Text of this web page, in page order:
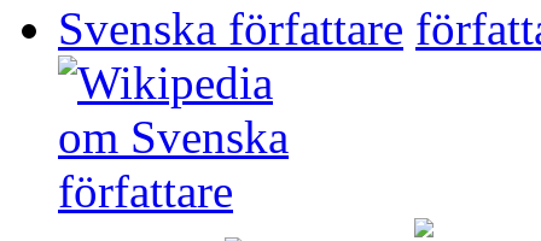
Svenska författare